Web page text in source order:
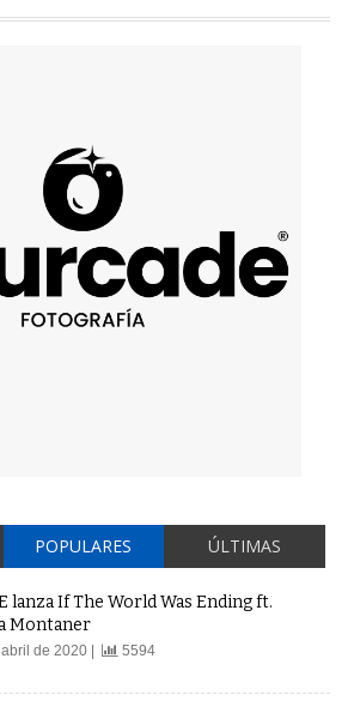
POPULARES ÚLTIMAS
lanza If The World Was Ending ft.
Montaner
de 2020 | 5594